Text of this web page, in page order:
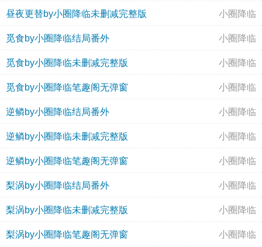
昼夜更替by小圈降临未删减完整版 小圈降临
觅食by小圈降临结局番外 小圈降临
觅食by小圈降临未删减完整版 小圈降临
觅食by小圈降临笔趣阁无弹窗 小圈降临
逆鳞by小圈降临结局番外 小圈降临
逆鳞by小圈降临未删减完整版 小圈降临
逆鳞by小圈降临笔趣阁无弹窗 小圈降临
梨涡by小圈降临结局番外 小圈降临
梨涡by小圈降临未删减完整版 小圈降临
梨涡by小圈降临笔趣阁无弹窗 小圈降临